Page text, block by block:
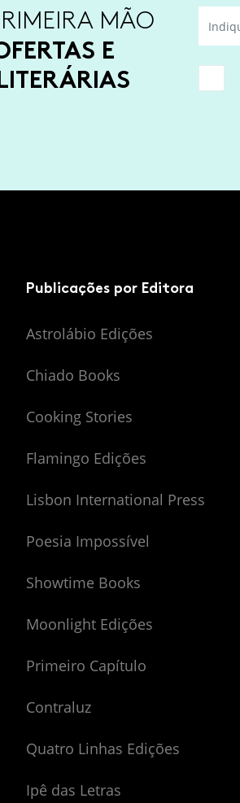
MÃO
E
Publicações por Editora
Astrolábio Edições
Chiado Books
Cooking Stories
Flamingo Edições
Lisbon International Press
Poesia Impossível
Showtime Books
Moonlight Edições
Primeiro Capítulo
Contraluz
Quatro Linhas Edições
Ipê das Letras